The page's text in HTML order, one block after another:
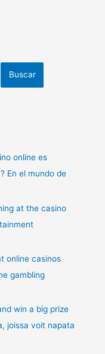
Buscar
online es
En el mundo de
at the casino
online casinos
gambling
win a big prize
joissa voit napata